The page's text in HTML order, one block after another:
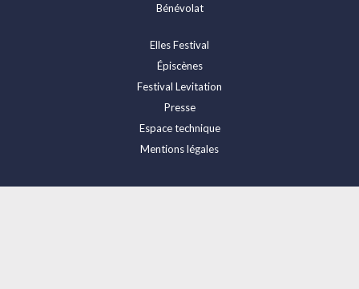
Bénévolat
Elles Festival
Épiscènes
Festival Levitation
Presse
Espace technique
Mentions légales